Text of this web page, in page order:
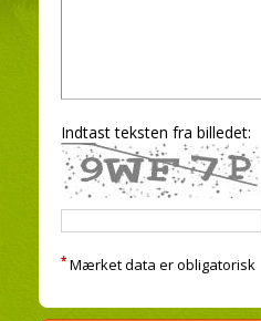
Indtast teksten fra billedet:
* Mærket data er obligatorisk